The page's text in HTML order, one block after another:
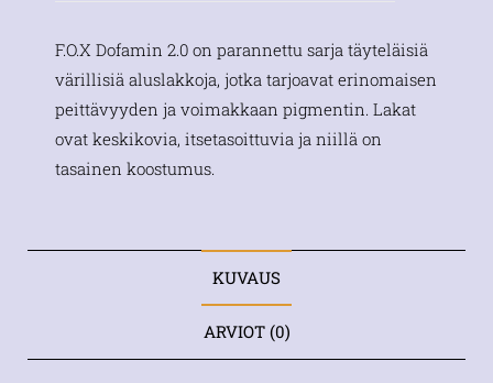
F.O.X Dofamin 2.0 on parannettu sarja täyteläisiä
värillisiä aluslakkoja, jotka tarjoavat erinomaisen
peittävyyden ja voimakkaan pigmentin. Lakat
ovat keskikovia, itsetasoittuvia ja niillä on
tasainen koostumus.
KUVAUS
ARVIOT (0)